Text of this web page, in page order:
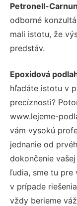
Petronell-
odborné
mali istotu, že
predstáv.
Epoxidová
hľadáte istotu v
precíznosti?
www.lejeme-
vám vysokú
jednanie od
dokončenie
ľudia, sme tu pre
v prípade
vždy berieme